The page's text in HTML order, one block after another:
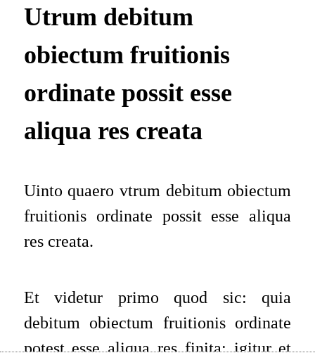
Utrum debitum
obiectum fruitionis
ordinate possit esse
aliqua res creata
Uinto quaero vtrum debitum obiectum
fruitionis ordinate possit esse aliqua
res creata.
Et videtur primo quod sic: quia
debitum obiectum fruitionis ordinate
potest esse aliqua res finita: igitur et